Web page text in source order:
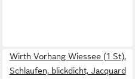
Wirth Vorhang Wiessee (1 St),
Schlaufen, blickdicht, Jacquard